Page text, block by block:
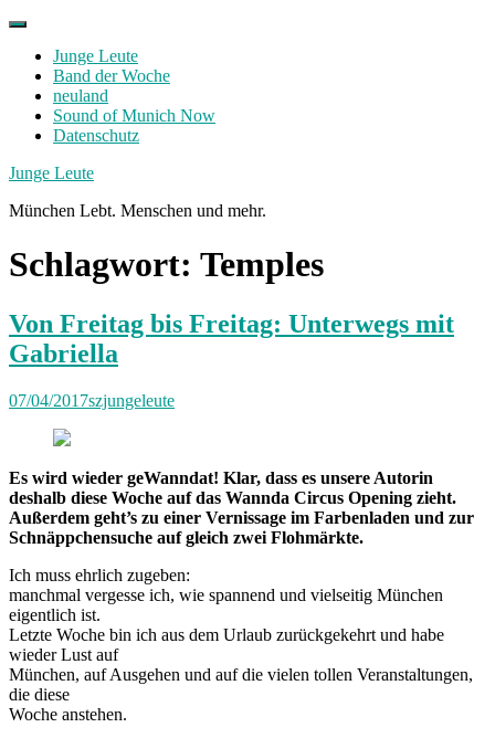
Skip
contentJunge Leute
Band der Woche
neuland
Sound of Munich Now
Datenschutz
Facebook
Twitter
Instagram
Junge Leute
München Lebt. Menschen und mehr.
Schlagwort: Temples
Von Freitag bis Freitag: Unterwegs mit
Gabriella
07/04/2017szjungeleute
Es wird wieder geWanndat! Klar, dass es unsere Autorin
deshalb diese Woche auf das Wannda Circus Opening zieht.
Außerdem geht’s zu einer Vernissage im Farbenladen und zur
Schnäppchensuche auf gleich zwei Flohmärkte.
Ich muss ehrlich zugeben:
manchmal vergesse ich, wie spannend und vielseitig München
eigentlich ist.
Letzte Woche bin ich aus dem Urlaub zurückgekehrt und habe
wieder Lust auf
München, auf Ausgehen und auf die vielen tollen Veranstaltungen,
die diese
Woche anstehen.